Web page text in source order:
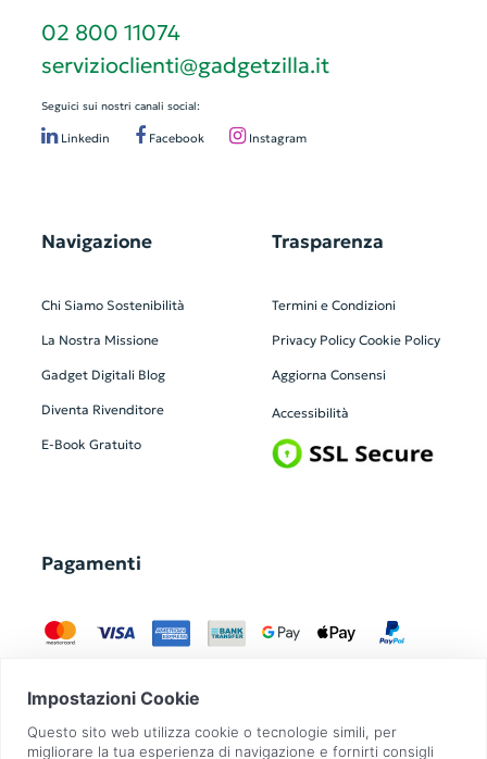
02 800 11074
servizioclienti@gadgetzilla.it
Seguici sui nostri canali social:
Linkedin Facebook Instagram
Navigazione
Chi Siamo Sostenibilità
La Nostra Missione
Gadget Digitali Blog
Diventa Rivenditore
E-Book Gratuito
Trasparenza
Termini e Condizioni
Privacy Policy Cookie Policy
Aggiorna Consensi
Accessibilità
Pagamenti